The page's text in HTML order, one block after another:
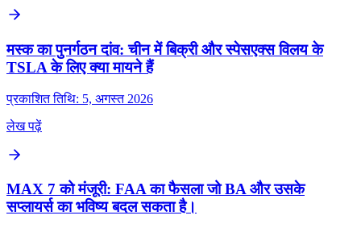
मस्क का पुनर्गठन दांव: चीन में बिक्री और स्पेसएक्स विलय के
TSLA के लिए क्या मायने हैं
प्रकाशित तिथि: 5, अगस्त 2026
लेख पढ़ें
MAX 7 को मंजूरी: FAA का फैसला जो BA और उसके
सप्लायर्स का भविष्य बदल सकता है।